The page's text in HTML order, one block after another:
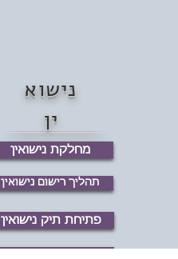
מחלקת נישואין
נישוא
ין
תהליך רישום נישואין
פתיחת תיק נישואין